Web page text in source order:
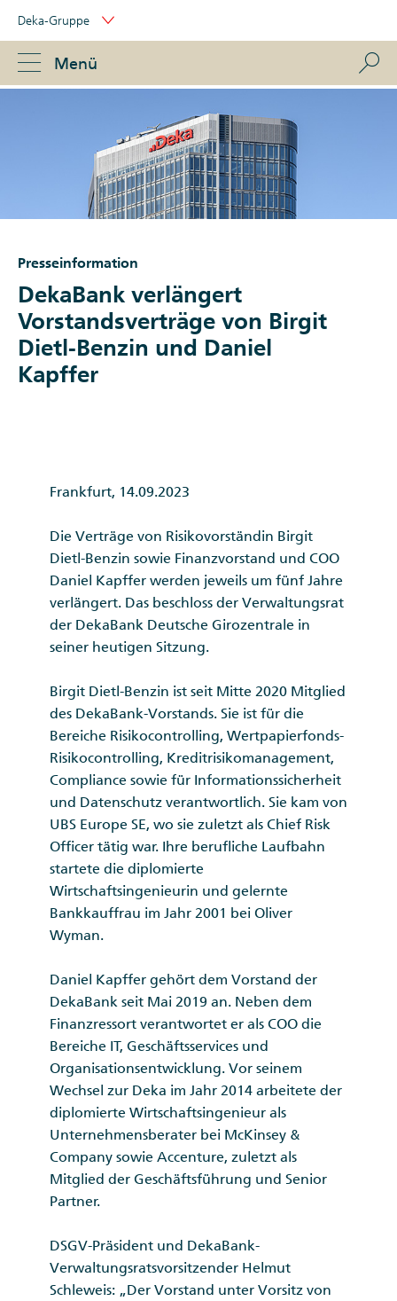
Links
Navigation
Portal
Navigation
Deka-Gruppe
Menü
Presseinformation
DekaBank verlängert
Vorstandsverträge von Birgit
Dietl-Benzin und Daniel
Kapffer
Frankfurt, 14.09.2023
Die Verträge von Risikovorständin Birgit
Dietl-Benzin sowie Finanzvorstand und COO
Daniel Kapffer werden jeweils um fünf Jahre
verlängert. Das beschloss der Verwaltungsrat
der DekaBank Deutsche Girozentrale in
seiner heutigen Sitzung.
Birgit Dietl-Benzin ist seit Mitte 2020 Mitglied
des DekaBank-Vorstands. Sie ist für die
Bereiche Risikocontrolling, Wertpapierfonds-
Risikocontrolling, Kreditrisikomanagement,
Compliance sowie für Informationssicherheit
und Datenschutz verantwortlich. Sie kam von
UBS Europe SE, wo sie zuletzt als Chief Risk
Officer tätig war. Ihre berufliche Laufbahn
startete die diplomierte
Wirtschaftsingenieurin und gelernte
Bankkauffrau im Jahr 2001 bei Oliver
Wyman.
Daniel Kapffer gehört dem Vorstand der
DekaBank seit Mai 2019 an. Neben dem
Finanzressort verantwortet er als COO die
Bereiche IT, Geschäftsservices und
Organisationsentwicklung. Vor seinem
Wechsel zur Deka im Jahr 2014 arbeitete der
diplomierte Wirtschaftsingenieur als
Unternehmensberater bei McKinsey &
Company sowie Accenture, zuletzt als
Mitglied der Geschäftsführung und Senior
Partner.
DSGV-Präsident und DekaBank-
Verwaltungsratsvorsitzender Helmut
Schleweis: „Der Vorstand unter Vorsitz von